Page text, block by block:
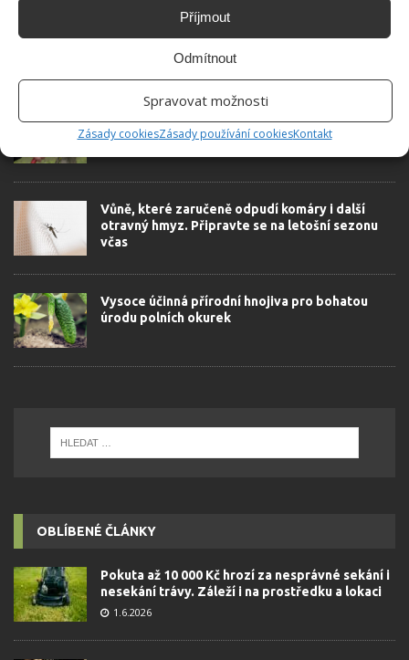
Příjmout
Odmítnout
Spravovat možnosti
Zásady cookiesZásady používání cookiesKontakt
zajištění bohaté úrody. Rány zahojí i včelí vosk a
Vůně, které zaručeně odpudí komáry i další
otravný hmyz. Připravte se na letošní sezonu
včas
Vysoce účinná přírodní hnojiva pro bohatou
úrodu polních okurek
OBLÍBENÉ ČLÁNKY
Pokuta až 10 000 Kč hrozí za nesprávné sekání i
nesekání trávy. Záleží i na prostředku a lokaci
1.6.2026